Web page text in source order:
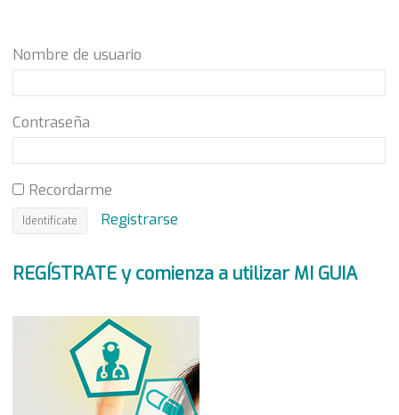
Nombre de usuario
Contraseña
Recordarme
Registrarse
REGÍSTRATE y comienza a utilizar MI GUIA